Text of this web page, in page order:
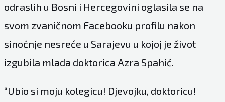
odraslih u Bosni i Hercegovini oglasila se na
svom zvaničnom Facebooku profilu nakon
sinoćnje nesreće u Sarajevu u kojoj je život
izgubila mlada doktorica Azra Spahić.
“Ubio si moju kolegicu! Djevojku, doktoricu!